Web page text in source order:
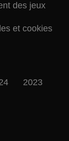
des jeux
et cookies
2023